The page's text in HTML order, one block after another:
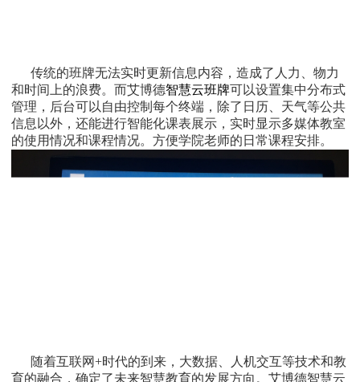
传统的班牌无法实时更新信息内容，造成了人力、物力
和时间上的浪费。而艾博德智慧云班牌可以设置集中分布式
管理，后台可以自由控制每个终端，除了日历、天气等公共
信息以外，还能进行智能化课表展示，实时显示多媒体教室
的使用情况和课程情况。方便学院老师的日常课程安排。
随着互联网+时代的到来，大数据、人机交互等技术和教
育的融合，确定了未来智慧教育的发展方向。艾博德智慧云